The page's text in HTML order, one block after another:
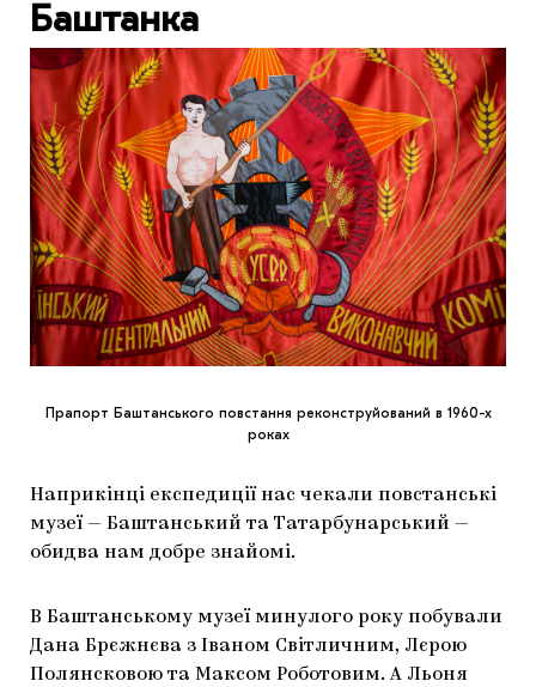
Баштанка
Прапорт Баштанського повстання реконструйований в 1960-х
роках
Наприкінці експедиції нас чекали повстанські
музеї — Баштанський та Татарбунарський —
обидва нам добре знайомі.
В Баштанському музеї минулого року побували
Дана Брєжнєва з Іваном Світличним, Лєрою
Полянсковою та Максом Роботовим. А Льоня